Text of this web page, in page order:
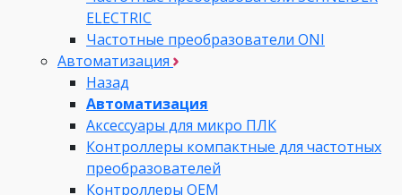
ELECTRIC
Частотные преобразователи ONI
Автоматизация
Назад
Автоматизация
Аксессуары для микро ПЛК
Контроллеры компактные для частотных
преобразователей
Контроллеры ОЕМ